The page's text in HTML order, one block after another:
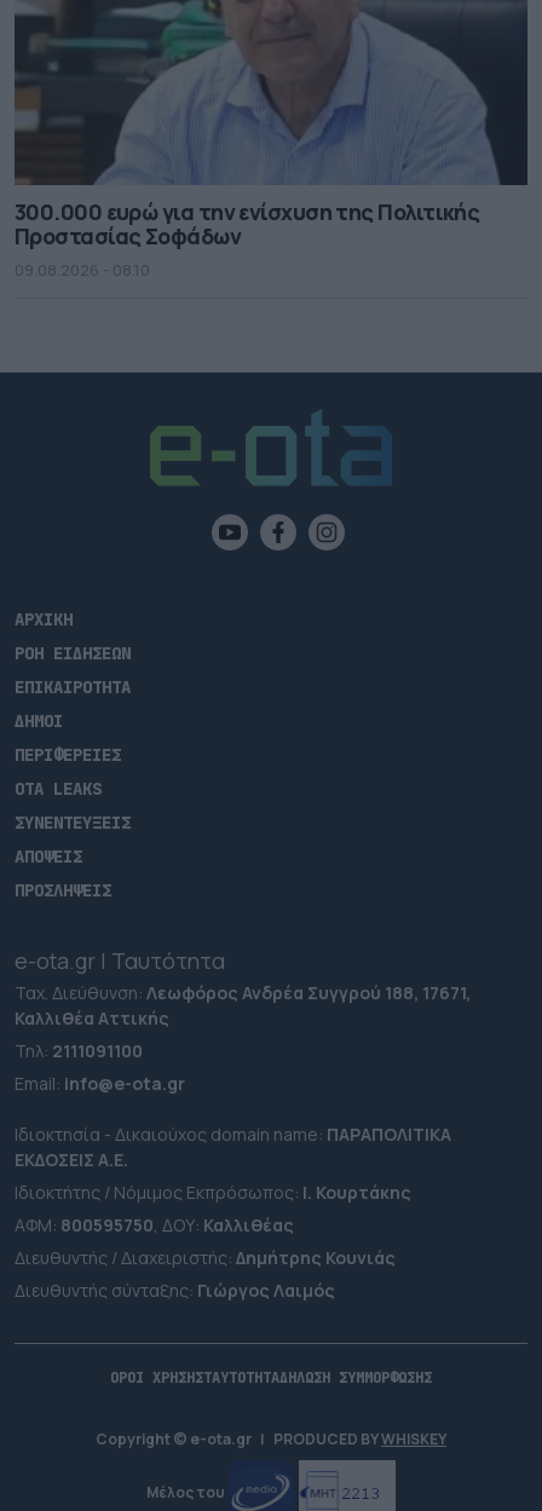
300.000 ευρώ για την ενίσχυση της Πολιτικής
Προστασίας Σοφάδων
09.08.2026 - 08.10
ΑΡΧΙΚΗ
ΡΟΗ ΕΙΔΗΣΕΩΝ
ΕΠΙΚΑΙΡΟΤΗΤΑ
ΔΗΜΟΙ
ΠΕΡΙΦΕΡΕΙΕΣ
OTA LEAKS
ΣΥΝΕΝΤΕΥΞΕΙΣ
ΑΠΟΨΕΙΣ
ΠΡΟΣΛΗΨΕΙΣ
e-ota.gr | Ταυτότητα
Ταχ. Διεύθυνση: Λεωφόρος Ανδρέα Συγγρού 188, 17671,
Καλλιθέα Αττικής
Τηλ: 2111091100
Εmail: info@e-ota.gr
Ιδιοκτησία - Δικαιούχος domain name: ΠΑΡΑΠΟΛΙΤΙΚΑ
ΕΚΔΟΣΕΙΣ A.E.
Ιδιοκτήτης / Νόμιμος Εκπρόσωπος: Ι. Κουρτάκης
ΑΦΜ: 800595750, ΔΟΥ: Καλλιθέας
Διευθυντής / Διαχειριστής: Δημήτρης Κουνιάς
Διευθυντής σύνταξης: Γιώργος Λαιμός
ΟΡΟΙ ΧΡΗΣΗΣΤΑΥΤΟΤΗΤΑΔΗΛΩΣΗ ΣΥΜΜΟΡΦΩΣΗΣ
Copyright © e-ota.gr | PRODUCED BYWHISKEY
Μέλος του